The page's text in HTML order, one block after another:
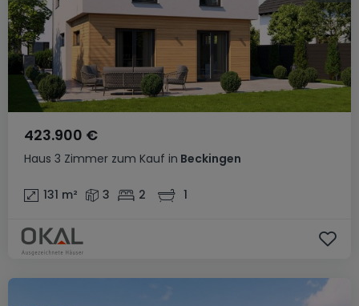
Haus 3 Zimmer zum Kauf in Beckingen
423.900 €
131 m² 3 2 1